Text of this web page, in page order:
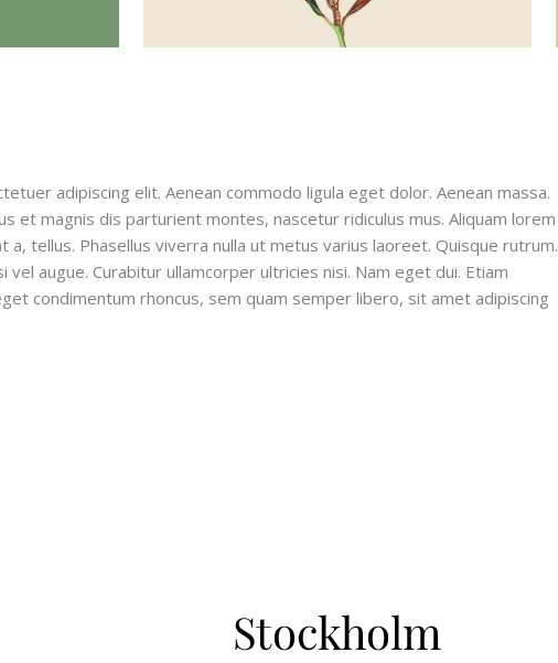
adipiscing elit. Aenean commodo ligula eget dolor. Aenean massa.
et magnis dis parturient montes, nascetur ridiculus mus. Aliquam lorem
a, tellus. Phasellus viverra nulla ut metus varius laoreet. Quisque rutrum.
vel augue. Curabitur ullamcorper ultricies nisi. Nam eget dui. Etiam
condimentum rhoncus, sem quam semper libero, sit amet adipiscing